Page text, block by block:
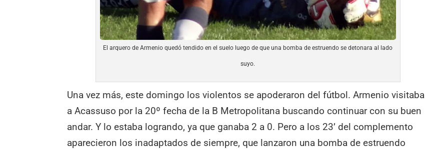
El arquero de Armenio quedó tendido en el suelo luego de que una bomba de estruendo se detonara al lado
suyo.
Una vez más, este domingo los violentos se apoderaron del fútbol. Armenio visitaba
a Acassuso por la 20º fecha de la B Metropolitana buscando continuar con su buen
andar. Y lo estaba logrando, ya que ganaba 2 a 0. Pero a los 23’ del complemento
aparecieron los inadaptados de siempre, que lanzaron una bomba de estruendo